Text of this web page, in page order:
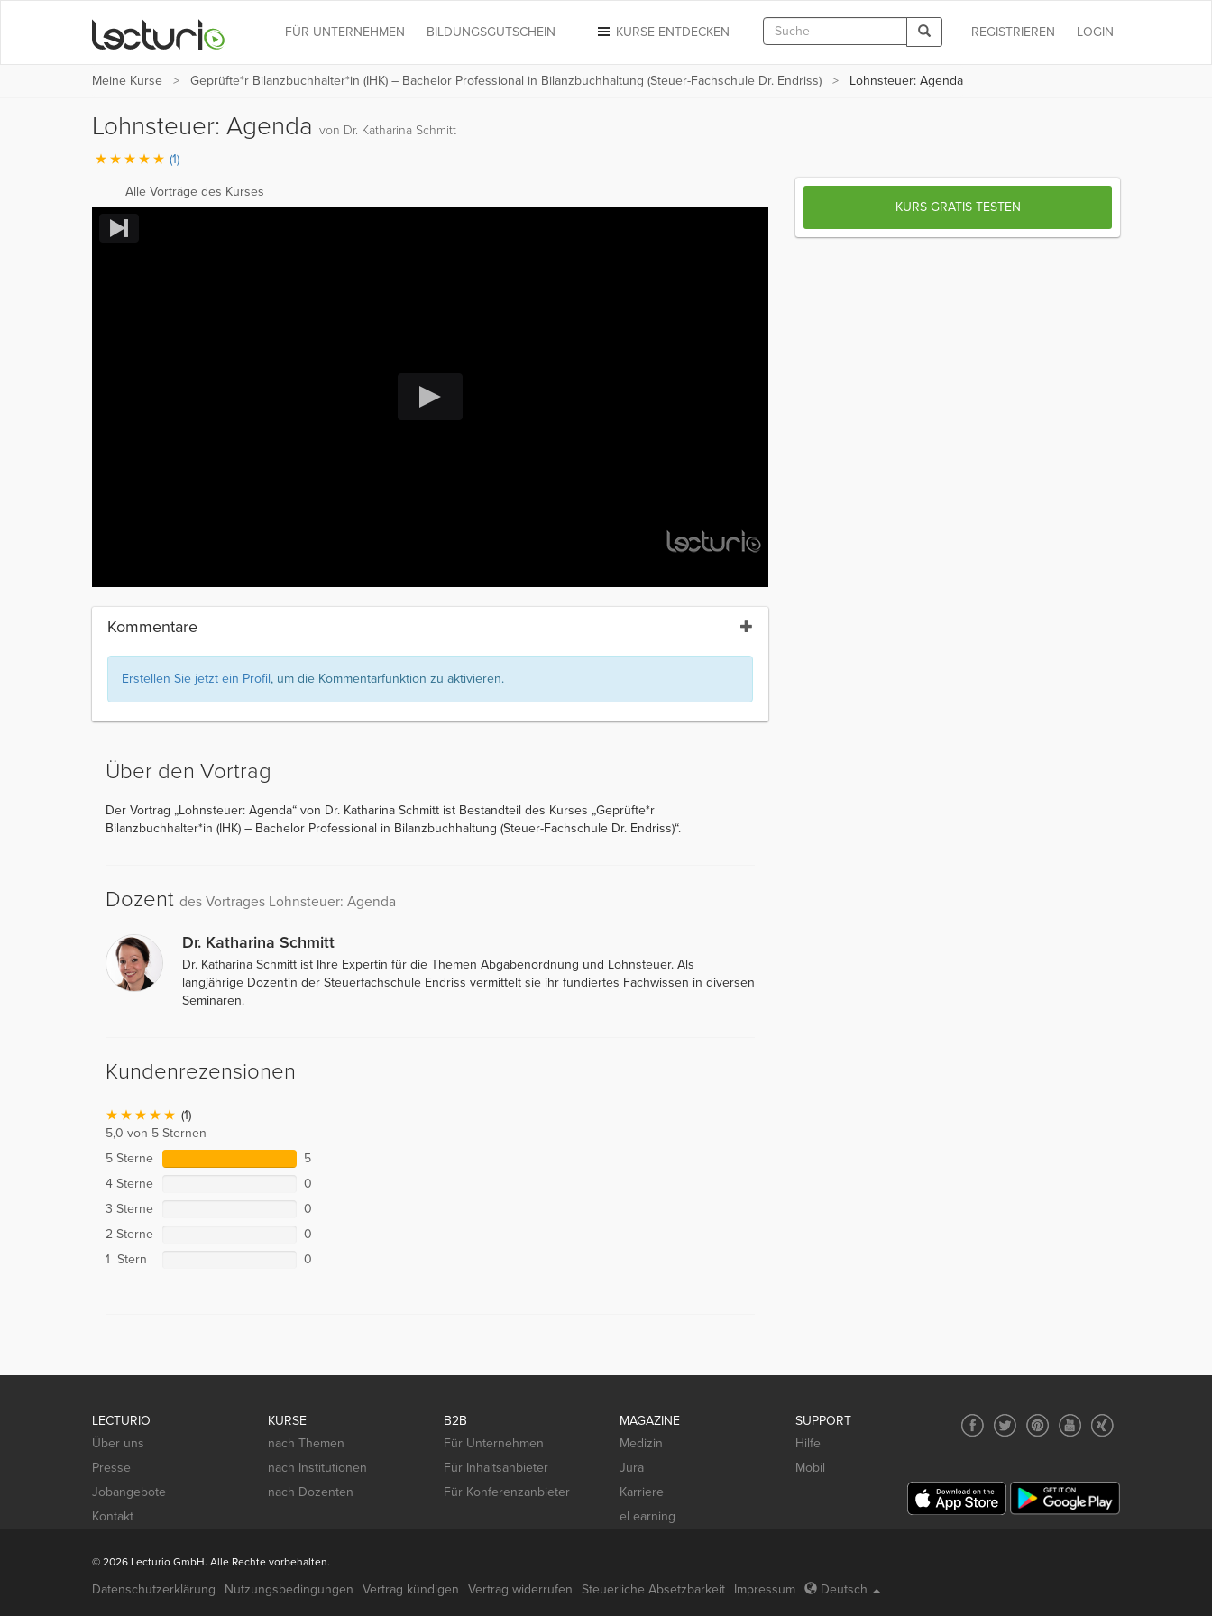
LOGIN
REGISTRIEREN
KURSE ENTDECKEN
FÜR UNTERNEHMEN BILDUNGSGUTSCHEIN
Meine Kurse Geprüfte*r Bilanzbuchhalter*in (IHK) – Bachelor Professional in Bilanzbuchhaltung (Steuer-Fachschule Dr. Endriss) Lohnsteuer: Agenda
Lohnsteuer: Agenda von Dr. Katharina Schmitt
(1)
Alle Vorträge des Kurses
Kommentare
Erstellen Sie jetzt ein Profil, um die Kommentarfunktion zu aktivieren.
Über den Vortrag
Der Vortrag „Lohnsteuer: Agenda“ von Dr. Katharina Schmitt ist Bestandteil des Kurses „Geprüfte*r
Bilanzbuchhalter*in (IHK) – Bachelor Professional in Bilanzbuchhaltung (Steuer-Fachschule Dr. Endriss)“.
Dozent des Vortrages Lohnsteuer: Agenda
Dr. Katharina Schmitt
Dr. Katharina Schmitt ist Ihre Expertin für die Themen Abgabenordnung und Lohnsteuer. Als
langjährige Dozentin der Steuerfachschule Endriss vermittelt sie ihr fundiertes Fachwissen in diversen
Seminaren.
Kundenrezensionen
(1)
5,0 von 5 Sternen
5 Sterne
5
4 Sterne
0
3 Sterne
0
2 Sterne
0
1 Stern
0
KURS GRATIS TESTEN
LECTURIO
Über uns
Presse
Jobangebote
Kontakt
KURSE
nach Themen
nach Institutionen
nach Dozenten
B2B
Für Unternehmen
Für Inhaltsanbieter
Für Konferenzanbieter
MAGAZINE
Medizin
Jura
Karriere
eLearning
SUPPORT
Hilfe
Mobil
© 2026 Lecturio GmbH. Alle Rechte vorbehalten.
Datenschutzerklärung Nutzungsbedingungen Vertrag kündigen Vertrag widerrufen Steuerliche Absetzbarkeit Impressum Deutsch